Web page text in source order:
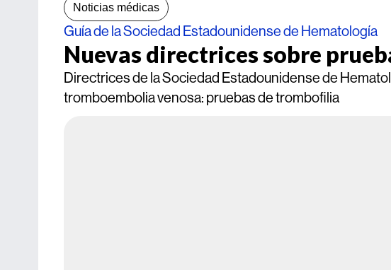
Noticias médicas
Guía de la Sociedad Estadounidense de Hematología
Nuevas directrices sobre
Directrices de la Sociedad Estadounidense de
tromboembolia venosa: pruebas de trombofilia